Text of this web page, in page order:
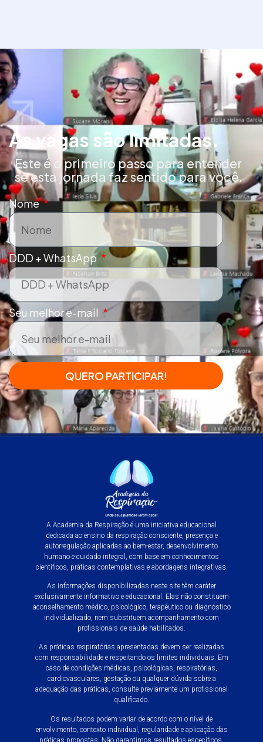
As vagas são limitadas.​
Este é o primeiro passo para entender
se esta jornada faz sentido para você.
Nome
DDD + WhatsApp
Seu melhor e-mail
QUERO PARTICIPAR!
A Academia da Respiração é uma iniciativa educacional
dedicada ao ensino da respiração consciente, presença e
autorregulação aplicadas ao bem-estar, desenvolvimento
humano e cuidado integral, com base em conhecimentos
científicos, práticas contemplativas e abordagens integrativas.
As informações disponibilizadas neste site têm caráter
exclusivamente informativo e educacional. Elas não constituem
aconselhamento médico, psicológico, terapêutico ou diagnóstico
individualizado, nem substituem acompanhamento com
profissionais de saúde habilitados.
As práticas respiratórias apresentadas devem ser realizadas
com responsabilidade e respeitando os limites individuais. Em
caso de condições médicas, psicológicas, respiratórias,
cardiovasculares, gestação ou qualquer dúvida sobre a
adequação das práticas, consulte previamente um profissional
qualificado.
Os resultados podem variar de acordo com o nível de
envolvimento, contexto individual, regularidade e aplicação das
práticas propostas. Não garantimos resultados específicos.